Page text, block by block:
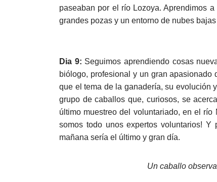
paseaban por el río Lozoya. Aprendimos
grandes pozas y un entorno de nubes
Dia 9: Seguimos aprendiendo cosas
biólogo, profesional y un gran
que el tema de la ganadería, su evolución
grupo de caballos que, curiosos, se
último muestreo del voluntariado, en el
somos todo unos expertos voluntarios!
mañana sería el último y gran día.
Un caballo